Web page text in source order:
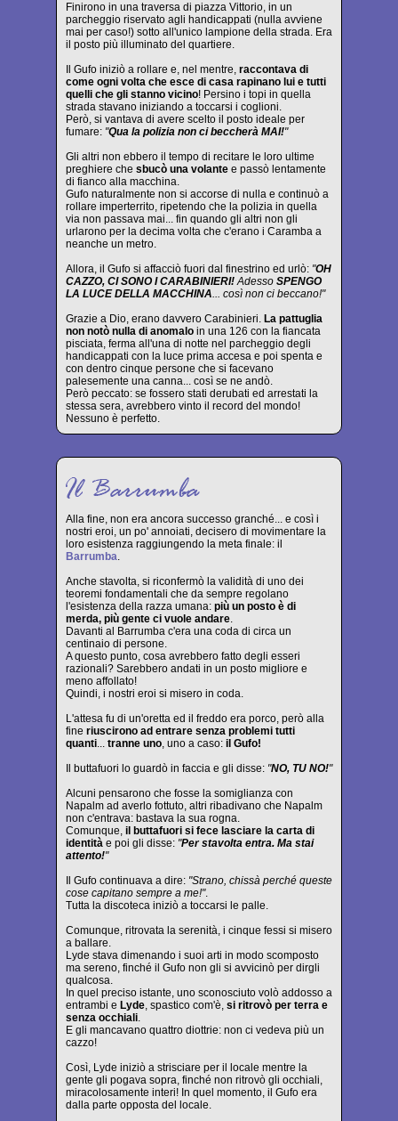
Finirono in una traversa di piazza Vittorio, in un
parcheggio riservato agli handicappati (nulla avviene
mai per caso!) sotto all'unico lampione della strada. Era
il posto più illuminato del quartiere.
Il Gufo iniziò a rollare e, nel mentre, raccontava di
come ogni volta che esce di casa rapinano lui e tutti
quelli che gli stanno vicino! Persino i topi in quella
strada stavano iniziando a toccarsi i coglioni.
Però, si vantava di avere scelto il posto ideale per
fumare: "Qua la polizia non ci beccherà MAI!"
Gli altri non ebbero il tempo di recitare le loro ultime
preghiere che sbucò una volante e passò lentamente
di fianco alla macchina.
Gufo naturalmente non si accorse di nulla e continuò a
rollare imperterrito, ripetendo che la polizia in quella
via non passava mai... fin quando gli altri non gli
urlarono per la decima volta che c'erano i Caramba a
neanche un metro.
Allora, il Gufo si affacciò fuori dal finestrino ed urlò: "OH
CAZZO, CI SONO I CARABINIERI!Adesso SPENGO
LA LUCE DELLA MACCHINA... così non ci beccano!"
Grazie a Dio, erano davvero Carabinieri. La pattuglia
non notò nulla di anomalo in una 126 con la fiancata
pisciata, ferma all'una di notte nel parcheggio degli
handicappati con la luce prima accesa e poi spenta e
con dentro cinque persone che si facevano
palesemente una canna... così se ne andò.
Però peccato: se fossero stati derubati ed arrestati la
stessa sera, avrebbero vinto il record del mondo!
Nessuno è perfetto.
Alla fine, non era ancora successo granché... e così i
nostri eroi, un po' annoiati, decisero di movimentare la
loro esistenza raggiungendo la meta finale: il
Barrumba.
Anche stavolta, si riconfermò la validità di uno dei
teoremi fondamentali che da sempre regolano
l'esistenza della razza umana: più un posto è di
merda, più gente ci vuole andare.
Davanti al Barrumba c'era una coda di circa un
centinaio di persone.
A questo punto, cosa avrebbero fatto degli esseri
razionali? Sarebbero andati in un posto migliore e
meno affollato!
Quindi, i nostri eroi si misero in coda.
L'attesa fu di un'oretta ed il freddo era porco, però alla
fine riuscirono ad entrare senza problemi tutti
quanti... tranne uno, uno a caso: il Gufo!
Il buttafuori lo guardò in faccia e gli disse: "NO, TU NO!"
Alcuni pensarono che fosse la somiglianza con
Napalm ad averlo fottuto, altri ribadivano che Napalm
non c'entrava: bastava la sua rogna.
Comunque, il buttafuori si fece lasciare la carta di
identità e poi gli disse: "Per stavolta entra. Ma stai
attento!"
Il Gufo continuava a dire: "Strano, chissà perché queste
cose capitano sempre a me!".
Tutta la discoteca iniziò a toccarsi le palle.
Comunque, ritrovata la serenità, i cinque fessi si misero
a ballare.
Lyde stava dimenando i suoi arti in modo scomposto
ma sereno, finché il Gufo non gli si avvicinò per dirgli
qualcosa.
In quel preciso istante, uno sconosciuto volò addosso a
entrambi e Lyde, spastico com'è, si ritrovò per terra e
senza occhiali.
E gli mancavano quattro diottrie: non ci vedeva più un
cazzo!
Così, Lyde iniziò a strisciare per il locale mentre la
gente gli pogava sopra, finché non ritrovò gli occhiali,
miracolosamente interi! In quel momento, il Gufo era
dalla parte opposta del locale.